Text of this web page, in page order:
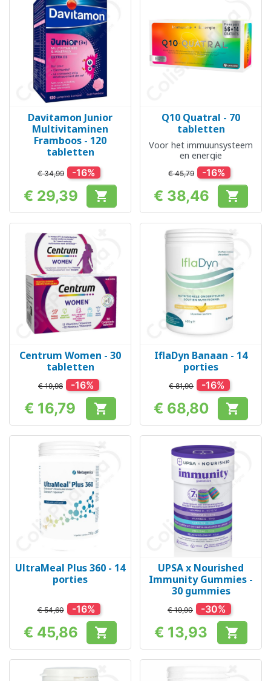
Davitamon Junior
Multivitaminen
Framboos - 120
tabletten
€ 34,99 -16%
Prijs
€ 29,39 
Q10 Quatral - 70
tabletten
Voor het immuunsysteem
en energie
€ 45,79 -16%
Prijs
€ 38,46 
Centrum Women - 30
tabletten
€ 19,98 -16%
Prijs
€ 16,79 
IflaDyn Banaan - 14
porties
€ 81,90 -16%
Prijs
€ 68,80 
UltraMeal Plus 360 - 14
porties
€ 54,60 -16%
Prijs
€ 45,86 
UPSA x Nourished
Immunity Gummies -
30 gummies
€ 19,90 -30%
Prijs
€ 13,93 